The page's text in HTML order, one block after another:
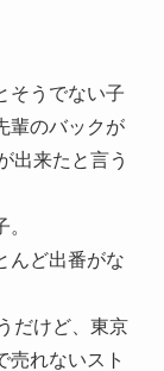
そうでない子
輩のバックが
出来たと言う
んど出番がな
だけど、東京
れないスト